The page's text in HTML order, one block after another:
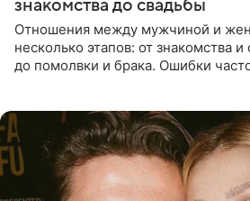
знакомства до свадьбы
Отношения между мужчиной и
несколько этапов: от знакомства
до помолвки и брака. Ошибки